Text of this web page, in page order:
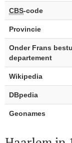
CBS-code
Provincie
Onder Frans
departement
Wikipedia
DBpedia
Geonames